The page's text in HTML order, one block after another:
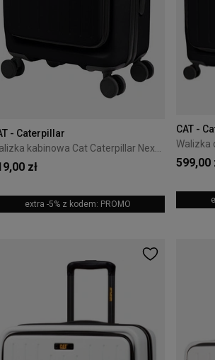
- Caterpillar
Walizka kabinowa Cat Caterpillar Nexus 55 cm Black
zł
extra -5% z kodem: PROMO
CAT -
599,00